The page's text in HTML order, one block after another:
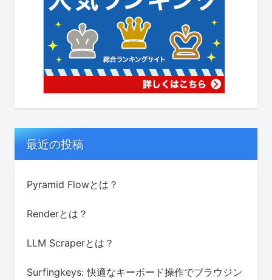
最近の投稿
Pyramid Flowとは？
Renderとは？
LLM Scraperとは？
Surfingkeys: 快適なキーボード操作でブラウジン